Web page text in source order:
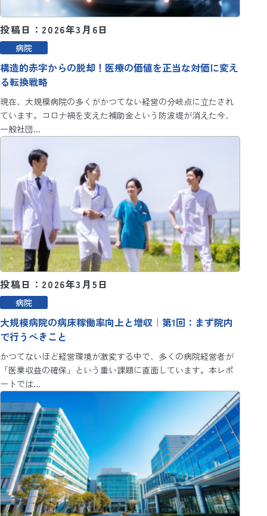
投稿日：2026年3月6日
病院
構造的赤字からの脱却！医療の価値を正当な対価に変え
る転換戦略
現在、大規模病院の多くがかつてない経営の分岐点に立たされ
ています。コロナ禍を支えた補助金という防波堤が消えた今、
一般社団…
投稿日：2026年3月5日
病院
大規模病院の病床稼働率向上と増収｜第1回：まず院内
で行うべきこと
かつてないほど経営環境が激変する中で、多くの病院経営者が
「医業収益の確保」という重い課題に直面しています。本レポ
ートでは…